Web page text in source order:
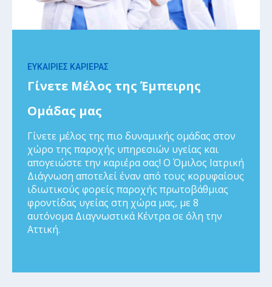
ΕΥΚΑΙΡΙΕΣ ΚΑΡΙΕΡΑΣ
Γίνετε Μέλος της Έμπειρης
Ομάδας μας
Γίνετε μέλος της πιο δυναμικής ομάδας στον
χώρο της παροχής υπηρεσιών υγείας και
απογειώστε την καριέρα σας! Ο Όμιλος Ιατρική
Διάγνωση αποτελεί έναν από τους κορυφαίους
ιδιωτικούς φορείς παροχής πρωτοβάθμιας
φροντίδας υγείας στη χώρα μας, με 8
αυτόνομα Διαγνωστικά Κέντρα σε όλη την
Αττική.